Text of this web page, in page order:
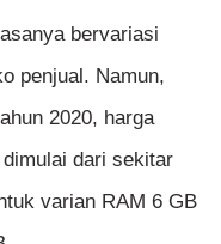
bervariasi
penjual. Namun,
2020, harga
dari sekitar
varian RAM 6 GB